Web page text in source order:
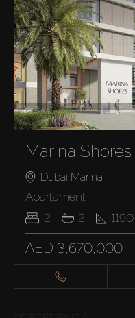
Marina Shores
Dubai Marina
Apartament
2
2 1190
AED 3,670,000